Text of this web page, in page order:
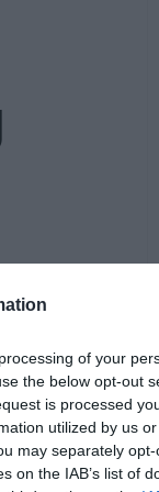
of your
the below opt-out
is processed
utilized by us
may separately
on the IAB’s list of
cég
.
juttatnak